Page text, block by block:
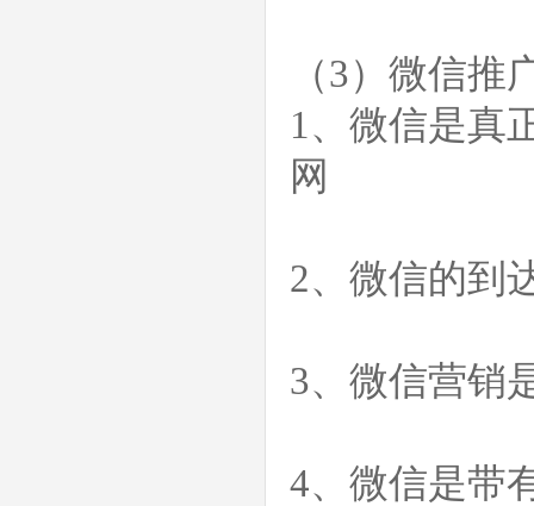
（3）微信推
1、微信是真
网
2、微信的到
3、微信营销
4、微信是带